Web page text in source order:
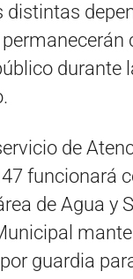
distintas
durante
de
funcionará
de Agua y
guardia